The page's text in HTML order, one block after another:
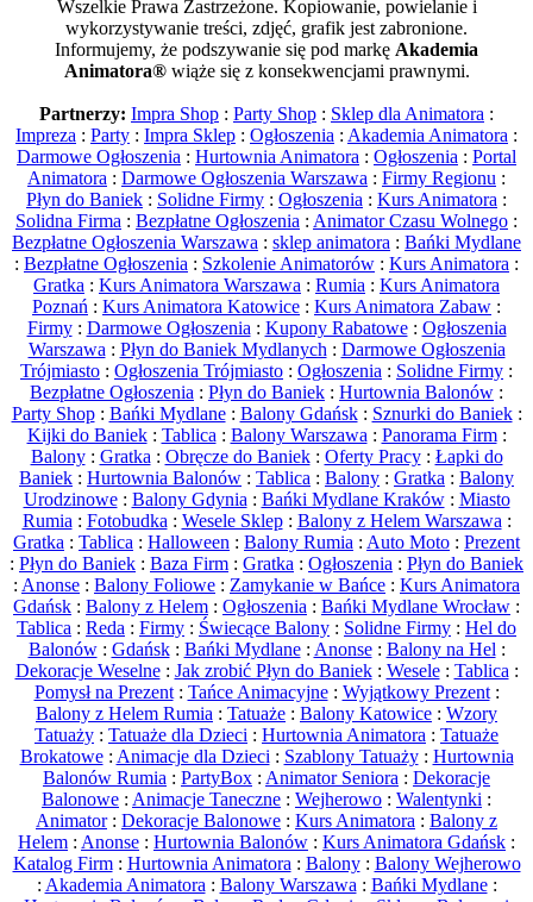
Wszelkie Prawa Zastrzeżone. Kopiowanie, powielanie i
wykorzystywanie treści, zdjęć, grafik jest zabronione.
Informujemy, że podszywanie się pod markę Akademia
Animatora®wiąże się z konsekwencjami prawnymi.
Partnerzy: Impra Shop : Party Shop : Sklep dla Animatora :
Impreza : Party : Impra Sklep : Ogłoszenia : Akademia Animatora :
Darmowe Ogłoszenia : Hurtownia Animatora : Ogłoszenia : Portal
Animatora : Darmowe Ogłoszenia Warszawa : Firmy Regionu :
Płyn do Baniek : Solidne Firmy : Ogłoszenia : Kurs Animatora :
Solidna Firma : Bezpłatne Ogłoszenia : Animator Czasu Wolnego :
Bezpłatne Ogłoszenia Warszawa : sklep animatora : Bańki Mydlane
: Bezpłatne Ogłoszenia : Szkolenie Animatorów : Kurs Animatora :
Gratka : Kurs Animatora Warszawa : Rumia : Kurs Animatora
Poznań : Kurs Animatora Katowice : Kurs Animatora Zabaw :
Firmy: Darmowe Ogłoszenia : Kupony Rabatowe: Ogłoszenia
Warszawa : Płyn do Baniek Mydlanych : Darmowe Ogłoszenia
Trójmiasto : Ogłoszenia Trójmiasto : Ogłoszenia : Solidne Firmy :
Bezpłatne Ogłoszenia : Płyn do Baniek : Hurtownia Balonów :
Party Shop: Bańki Mydlane: Balony Gdańsk: Sznurki do Baniek:
Kijki do Baniek: Tablica : Balony Warszawa : Panorama Firm:
Balony: Gratka : Obręcze do Baniek: Oferty Pracy: Łapki do
Baniek : Hurtownia Balonów : Tablica : Balony : Gratka : Balony
Urodzinowe: Balony Gdynia : Bańki Mydlane Kraków: Miasto
Rumia : Fotobudka : Wesele Sklep: Balony z Helem Warszawa :
Gratka : Tablica : Halloween : Balony Rumia : Auto Moto : Prezent
: Płyn do Baniek : Baza Firm : Gratka : Ogłoszenia : Płyn do Baniek
: Anonse : Balony Foliowe : Zamykanie w Bańce : Kurs Animatora
Gdańsk : Balony z Helem : Ogłoszenia : Bańki Mydlane Wrocław :
Tablica : Reda : Firmy : Świecące Balony : Solidne Firmy : Hel do
Balonów: Gdańsk: Bańki Mydlane: Anonse: Balony na Hel :
Dekoracje Weselne: Jak zrobić Płyn do Baniek: Wesele: Tablica :
Pomysł na Prezent: Tańce Animacyjne: Wyjątkowy Prezent:
Balony z Helem Rumia : Tatuaże : Balony Katowice : Wzory
Tatuaży : Tatuaże dla Dzieci : Hurtownia Animatora : Tatuaże
Brokatowe: Animacje dla Dzieci : Szablony Tatuaży: Hurtownia
Balonów Rumia : PartyBox : Animator Seniora : Dekoracje
Balonowe : Animacje Taneczne : Wejherowo : Walentynki :
Animator: Dekoracje Balonowe : Kurs Animatora : Balony z
Helem : Anonse : Hurtownia Balonów : Kurs Animatora Gdańsk :
Katalog Firm: Hurtownia Animatora : Balony: Balony Wejherowo
: Akademia Animatora : Balony Warszawa : Bańki Mydlane: